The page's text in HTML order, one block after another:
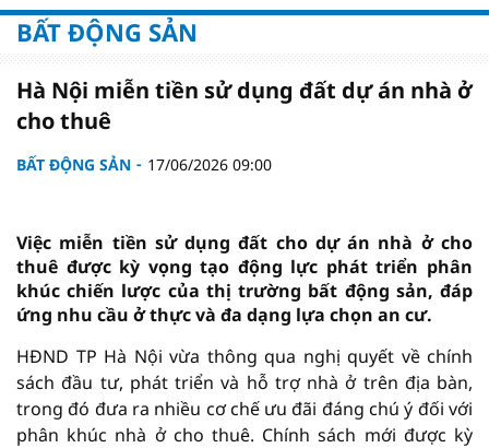
BẤT ĐỘNG SẢN
Hà Nội miễn tiền sử dụng đất dự án nhà ở
cho thuê
BẤT ĐỘNG SẢN 17/06/2026 09:00
Việc miễn tiền sử dụng đất cho dự án nhà ở cho
thuê được kỳ vọng tạo động lực phát triển phân
khúc chiến lược của thị trường bất động sản, đáp
ứng nhu cầu ở thực và đa dạng lựa chọn an cư.
HĐND TP Hà Nội vừa thông qua nghị quyết về chính
sách đầu tư, phát triển và hỗ trợ nhà ở trên địa bàn,
trong đó đưa ra nhiều cơ chế ưu đãi đáng chú ý đối với
phân khúc nhà ở cho thuê. Chính sách mới được kỳ